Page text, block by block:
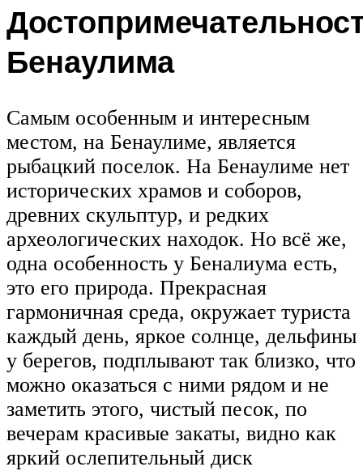
Бенаулима
Самым особенным и интересным
местом, на Бенаулиме, является
рыбацкий поселок. На Бенаулиме нет
исторических храмов и соборов,
древних скульптур, и редких
археологических находок. Но всё же,
одна особенность у Беналиума есть,
это его природа. Прекрасная
гармоничная среда, окружает туриста
каждый день, яркое солнце, дельфины
у берегов, подплывают так близко, что
можно оказаться с ними рядом и не
заметить этого, чистый песок, по
вечерам красивые закаты, видно как
яркий ослепительный диск